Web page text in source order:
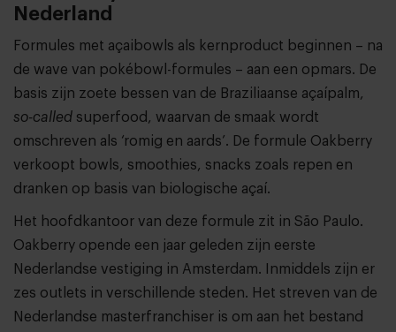
Nederland
Formules met açaibowls als kernproduct beginnen – na
de wave van pokébowl-formules – aan een opmars. De
basis zijn zoete bessen van de Braziliaanse açaípalm,
so-called superfood, waarvan de smaak wordt
omschreven als ‘romig en aards’. De formule Oakberry
verkoopt bowls, smoothies, snacks zoals repen en
dranken op basis van biologische açaí.
Het hoofdkantoor van deze formule zit in São Paulo.
Oakberry opende een jaar geleden zijn eerste
Nederlandse vestiging in Amsterdam. Inmiddels zijn er
zes outlets in verschillende steden. Het streven van de
Nederlandse masterfranchiser is om aan het bestand